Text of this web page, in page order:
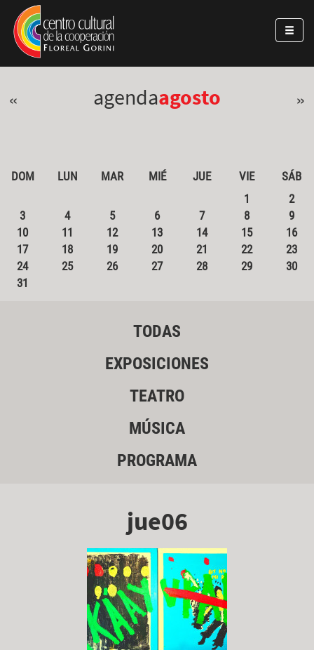
Pasar al contenido principal
Jump to main content
« agendaagosto »
DOM LUN MAR MIÉ JUE VIE
SÁB
1
2
3
4 5 6 7 8
9
10
11 12 13 14 15
16
17
18 19 20 21 22
23
24
25 26 27 28 29
30
31
TODAS
EXPOSICIONES
TEATRO
MÚSICA
PROGRAMA
jue06